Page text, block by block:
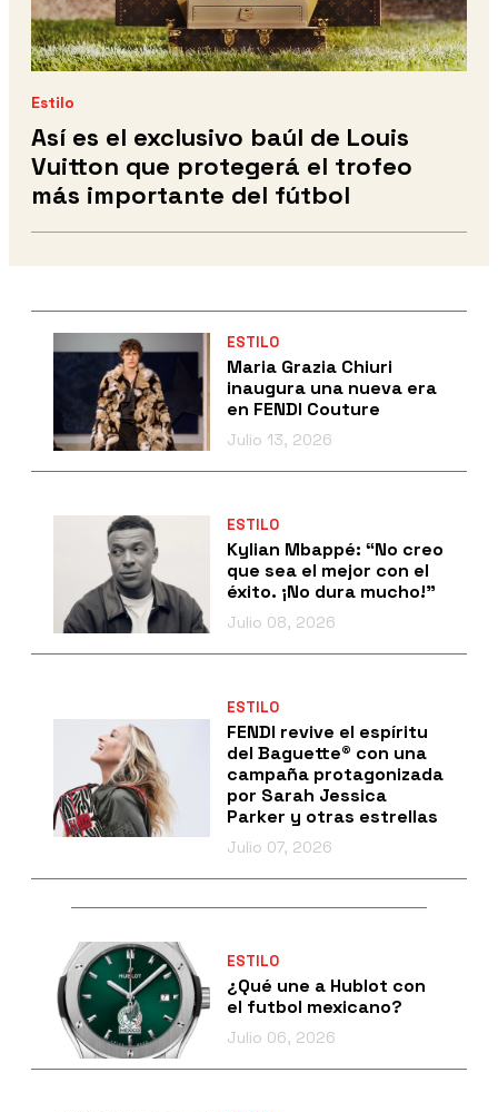
Estilo
Así es el exclusivo baúl de Louis
Vuitton que protegerá el trofeo
más importante del fútbol
ESTILO
Maria Grazia Chiuri
inaugura una nueva era
en FENDI Couture
Julio 13, 2026
ESTILO
Kylian Mbappé: “No creo
que sea el mejor con el
éxito. ¡No dura mucho!”
Julio 08, 2026
ESTILO
FENDI revive el espíritu
del Baguette® con una
campaña protagonizada
por Sarah Jessica
Parker y otras estrellas
Julio 07, 2026
ESTILO
¿Qué une a Hublot con
el futbol mexicano?
Julio 06, 2026